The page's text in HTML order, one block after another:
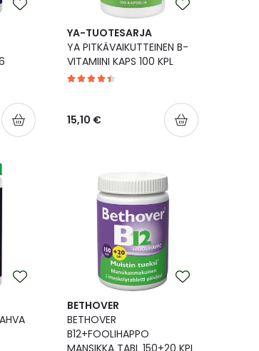
YA-TUOTESARJA
YA PITKÄVAIKUTTEINEN B-
VITAMIINI KAPS 100 KPL
15,10 €
BETHOVER
BETHOVER
B12+FOOLIHAPPO
MANSIKKA TABL 150+20 KPL